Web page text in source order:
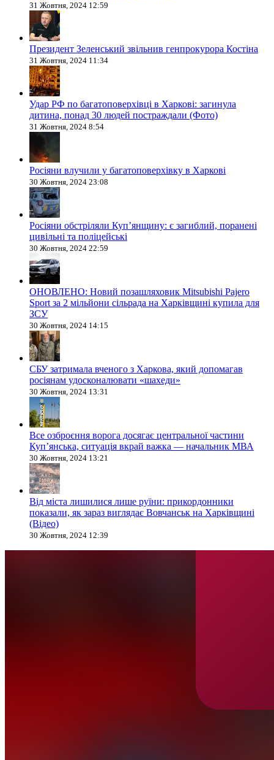
31 Жовтня, 2024 12:59
Президент Зеленський звільнив генпрокурора Костіна
31 Жовтня, 2024 11:34
Удар РФ по багатоповерхівці в Харкові: загинула
дитина, понад 30 людей постраждали (Фото)
31 Жовтня, 2024 8:54
Росіяни влучили у багатоповерхівку в Харкові
30 Жовтня, 2024 23:08
Росіяни обстріляли Купʼянщину: є загиблий, поранені
цивільні та поліцейські
30 Жовтня, 2024 22:59
ОНОВЛЕНО: Новий позашляховик Mitsubishi Pajero
Sport за 2 мільйони сільрада на Харківщині купила для
ЗСУ
30 Жовтня, 2024 14:15
СБУ затримала вченого з Харкова, який допомагав
росіянам удосконалювати «шахеди»
30 Жовтня, 2024 13:31
Все озброєння ворога досягає центральної частини
Куп’янська, ситуація вкрай важка — начальник МВА
30 Жовтня, 2024 13:21
Від міста лишилися лише руїни: прикордонники
показали, як зараз виглядає Вовчанськ на Харківщині
(Відео)
30 Жовтня, 2024 12:39